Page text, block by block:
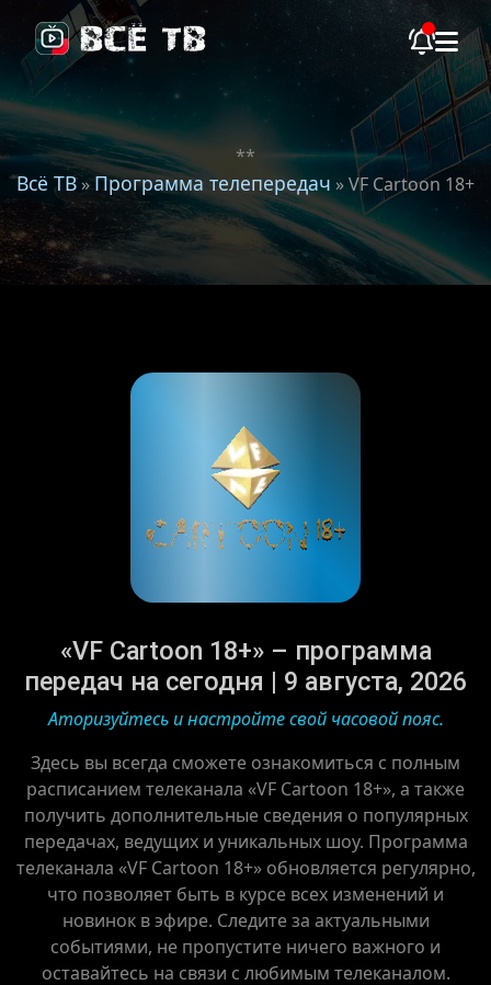
**
Всё ТВ»Программа телепередач » VF Cartoon 18+
«VF Cartoon 18+» – программа
передач на сегодня | 9 августа, 2026
Аторизуйтесь и настройте свой часовой пояс.
Здесь вы всегда сможете ознакомиться с полным
расписанием телеканала «VF Cartoon 18+», а также
получить дополнительные сведения о популярных
передачах, ведущих и уникальных шоу. Программа
телеканала «VF Cartoon 18+» обновляется регулярно,
что позволяет быть в курсе всех изменений и
новинок в эфире. Следите за актуальными
событиями, не пропустите ничего важного и
оставайтесь на связи с любимым телеканалом.